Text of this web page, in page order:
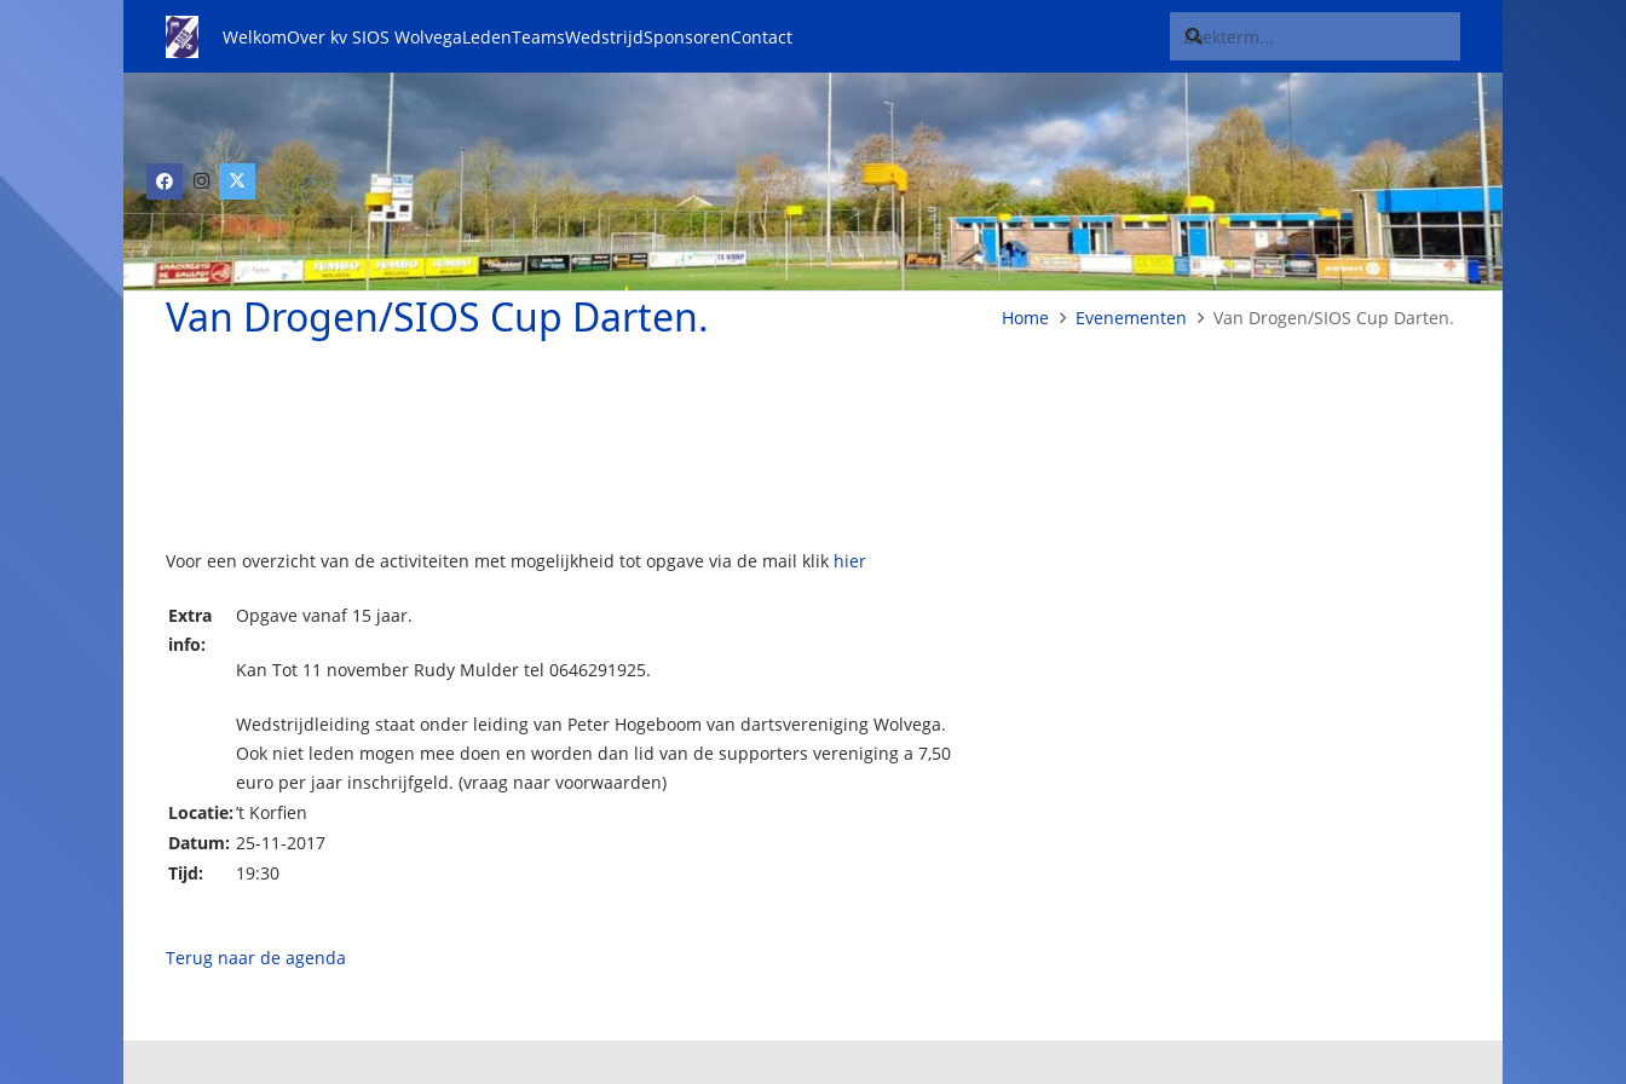
WelkomOver kv SIOS WolvegaLedenTeamsWedstrijdSponsorenContact
Van Drogen/SIOS Cup Darten. Home Evenementen Van Drogen/SIOS Cup Darten.
Voor een overzicht van de activiteiten met mogelijkheid tot opgave via de mail klik hier
Extra
info:
Opgave vanaf 15 jaar.
Kan Tot 11 november Rudy Mulder tel 0646291925.
Wedstrijdleiding staat onder leiding van Peter Hogeboom van dartsvereniging Wolvega.
Ook niet leden mogen mee doen en worden dan lid van de supporters vereniging a 7,50
euro per jaar inschrijfgeld. (vraag naar voorwaarden)
Locatie:’t Korfien
Datum: 25-11-2017
Tijd:
19:30
Terug naar de agenda